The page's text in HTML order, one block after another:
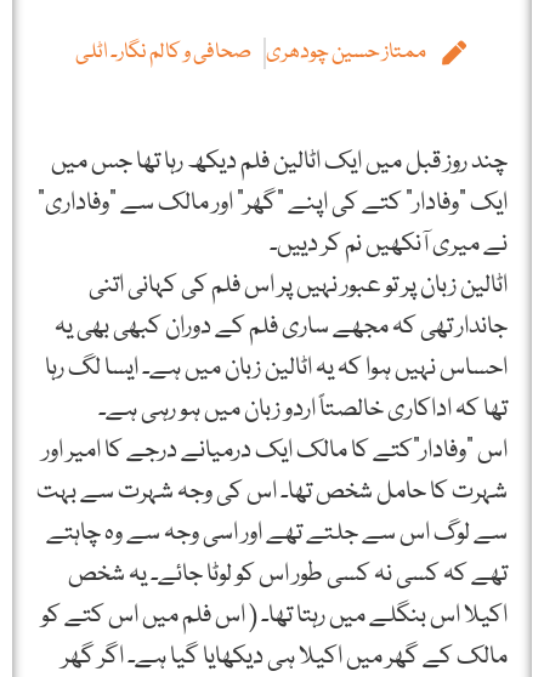
ممتاز حسین چودھری صحافی و کالم نگار۔ اٹلی
چند روز قبل میں ایک اٹالین فلم دیکھ رہا تھا جس میں
ایک "وفادار” کتے کی اپنے "گھر” اور مالک سے "وفاداری”
نے میری آنکھیں نم کر دییں۔
اٹالین زبان پر تو عبور نہیں پر اس فلم کی کہانی اتنی
جاندار تھی کہ مجھے ساری فلم کے دوران کبھی بھی یہ
احساس نہیں ہوا کہ یہ اٹالین زبان میں ہے۔ ایسا لگ رہا
تھا کہ اداکاری خالصتاً اردو زبان میں ہو رہی ہے۔
اس "وفادار”کتے کا مالک ایک درمیانے درجے کا امیر اور
شہرت کا حامل شخص تھا۔ اس کی وجہ شہرت سے بہت
سے لوگ اس سے جلتے تھے اور اسی وجہ سے وہ چاہتے
تھے کہ کسی نہ کسی طور اس کو لوٹا جائے۔ یہ شخص
اکیلا اس بنگلے میں رہتا تھا۔ ( اس فلم میں اس کتے کو
مالک کے گھر میں اکیلا ہی دیکھایا گیا ہے۔ اگر گھر